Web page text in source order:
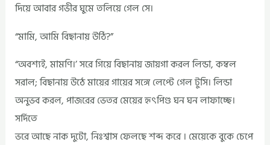
দিয়ে আবার গভীর ঘুমে তলিয়ে গেল সে।
“মামি, আমি বিছানায় উঠি?”
“অবশ্যই, মামণি।’ সরে গিয়ে বিছানায় জায়গা করল লিন্ডা, কম্বল
সরাল; বিছানায় উঠে মায়ের গায়ের সঙ্গে লেপ্টে গেল টুসি। লিন্ডা
অনুভব করল, পাজরের ভেতর মেয়ের হৃৎপিণ্ড ঘন ঘন লাফাচ্ছে।
সর্দিতে
ভরে আছে নাক দুটো, নিঃশ্বাস ফেলছে শব্দ করে । মেয়েকে বুকে চেপে